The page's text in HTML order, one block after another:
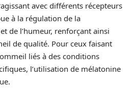
avec différents récepteurs
à la régulation de la
de l’humeur, renforçant ainsi
de qualité. Pour ceux faisant
liés à des conditions
l’utilisation de mélatonine